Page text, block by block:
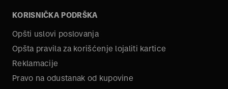
KORISNIČKA PODRŠKA
Opšti uslovi poslovanja
Opšta pravila za korišćenje lojaliti kartice
Reklamacije
Pravo na odustanak od kupovine